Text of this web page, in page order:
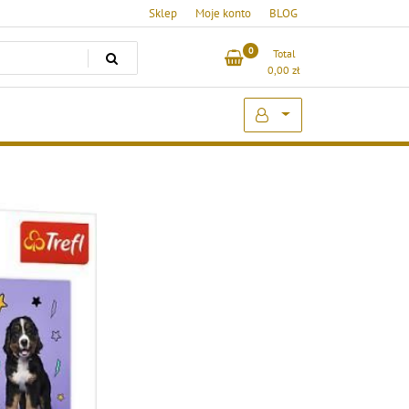
Sklep Moje konto BLOG
0
Total
0,00 zł